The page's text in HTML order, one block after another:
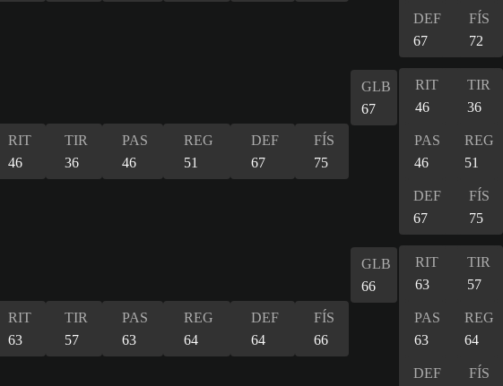
DEF
67
FÍS
72
RIT
46
TIR
36
PAS
46
REG
51
DEF
67
FÍS
75
GLB
67
RIT
46
TIR
36
PAS
46
REG
51
DEF
67
FÍS
75
RIT
63
TIR
57
PAS
63
REG
64
DEF
64
FÍS
66
GLB
66
RIT
63
TIR
57
PAS
63
REG
64
DEF
FÍS